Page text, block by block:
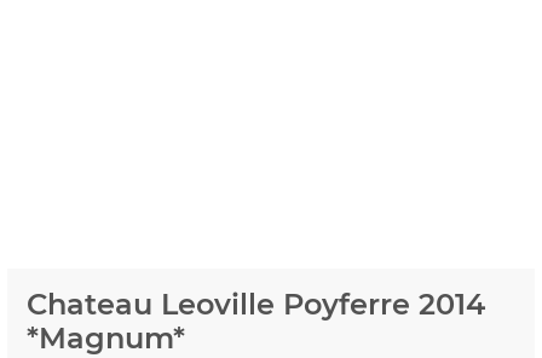
Chateau Leoville Poyferre 2014
*Magnum*